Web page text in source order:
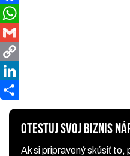
Facebook
WhatsApp
Gmail
Copy
Link
LinkedIn
Share
OTESTUJ SVOJ BIZNIS
Ak si pripravený skúsiť to,